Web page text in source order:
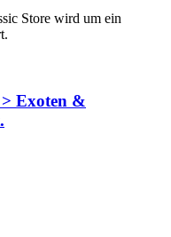
Store wird um ein
Exoten &